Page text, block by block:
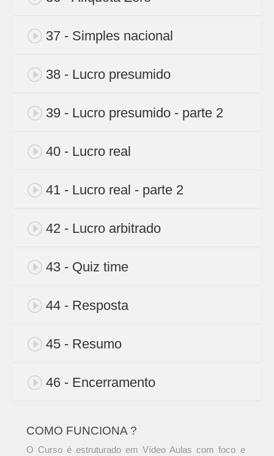
37 - Simples nacional
38 - Lucro presumido
39 - Lucro presumido - parte 2
40 - Lucro real
41 - Lucro real - parte 2
42 - Lucro arbitrado
43 - Quiz time
44 - Resposta
45 - Resumo
46 - Encerramento
COMO FUNCIONA ?
O Curso é estruturado em Vídeo Aulas com foco e